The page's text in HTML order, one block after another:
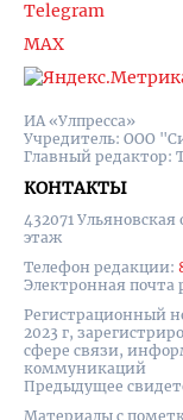
ИА «Улпресса»
Учредитель: ООО
Главный редактор:
КОНТАКТЫ
432071
этаж
Телефон редакции:
Электронная почта
Регистрационный
2023 г,
сфере связи,
коммуникаций
Предыдущее
Материалы с
Telegram
MAX